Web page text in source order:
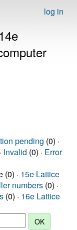
log in
pending (0) ·
Invalid (0) · Error
(0) · 15e Lattice
numbers (0) ·
(0) · 16e Lattice